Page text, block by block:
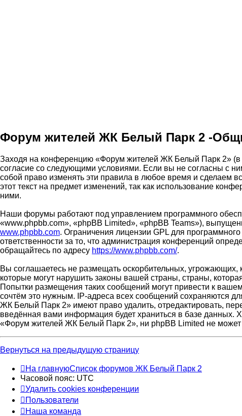
Форум жителей ЖК Белый Парк 2 -
Заходя на конференцию «Форум жителей ЖК Белый Парк 2»
согласие со следующими условиями. Если вы не согласны с
собой право изменять эти правила в любое время и сделаем
этот текст на предмет изменений, так как использование
ними.
Наши форумы работают под управлением программного
«www.phpbb.com», «phpBB Limited», «phpBB Teams»),
www.phpbb.com. Ограничения лицензии GPL для
ответственности за то, что администрация конференций
обращайтесь по адресу https://www.phpbb.com/.
Вы соглашаетесь не размещать оскорбительных,
которые могут нарушить законы вашей страны, страны,
Попытки размещения таких сообщений могут привести к
сочтём это нужным. IP-адреса всех сообщений сохраняются
ЖК Белый Парк 2» имеют право удалить, отредактировать,
введённая вами информация будет храниться в базе данных.
«Форум жителей ЖК Белый Парк 2», ни phpBB Limited не может
Вернуться на предыдущую страницу
На главнуюСписок форумов ЖК Белый Парк 2
Часовой пояс: UTC
Удалить cookies конференции
Пользователи
Наша команда